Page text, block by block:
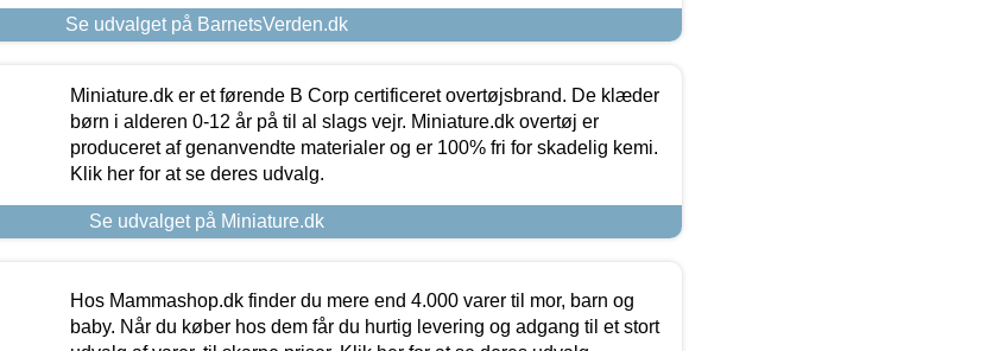
Se udvalget på BarnetsVerden.dk
Miniature.dk er et førende B Corp certificeret overtøjsbrand. De klæder
børn i alderen 0-12 år på til al slags vejr. Miniature.dk overtøj er
produceret af genanvendte materialer og er 100% fri for skadelig kemi.
Klik her for at se deres udvalg.
Se udvalget på Miniature.dk
Hos Mammashop.dk finder du mere end 4.000 varer til mor, barn og
baby. Når du køber hos dem får du hurtig levering og adgang til et stort